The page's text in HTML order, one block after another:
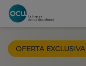
OFERTA EXCLUSIVA